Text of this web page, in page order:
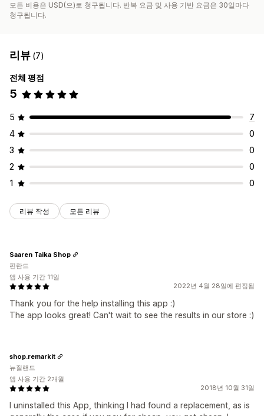
모든 비용은 USD(으)로 청구됩니다. 반복 요금 및 사용 기반 요금은 30일마다
청구됩니다.
리뷰 (7)
전체 평점
5
5
7
4
0
3
0
2
0
1
0
리뷰 작성 모든 리뷰
2022년 4월 28일에 편집됨
Thank you for the help installing this app :)
The app looks great! Can't wait to see the results in our store :)
Saaren Taika Shop
핀란드
앱 사용 기간 11일
2018년 10월 31일
I uninstalled this App, thinking I had found a replacement, as is
shop.remarkit
뉴질랜드
앱 사용 기간 2개월